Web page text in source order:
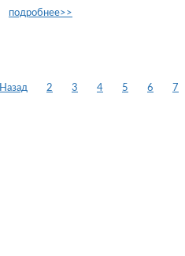
подробнее>>
Назад 2 3 4 5 6 7